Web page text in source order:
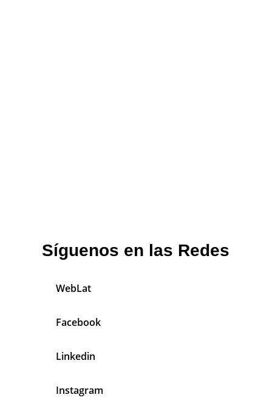
Síguenos en las Redes
WebLat
Facebook
Linkedin
Instagram